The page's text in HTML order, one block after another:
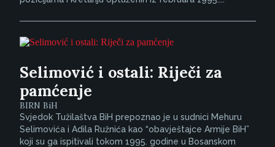
Selimović i ostali: Riječi za
pamćenje
BIRN BiH
Svjedok Tužilaštva BiH prepoznao je u sudnici Mehuru
Selimovića i Adila Ružnića kao “obavještajce Armije BiH”
koji su ga ispitivali tokom 1995. godine u Bosanskom